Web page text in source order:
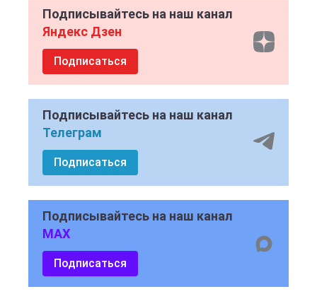
Подписывайтесь на наш канал
Яндекс Дзен
Подписаться
Подписывайтесь на наш канал
Телеграм
Подписаться
Подписывайтесь на наш канал
MAX
Подписаться